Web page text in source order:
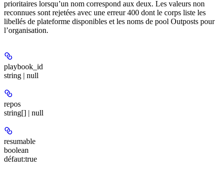
prioritaires lorsqu’un nom correspond aux deux. Les valeurs non
reconnues sont rejetées avec une erreur 400 dont le corps liste les
libellés de plateforme disponibles et les noms de pool Outposts pour
l’organisation.
playbook_id
string | null
repos
string[] | null
resumable
boolean
défaut:true